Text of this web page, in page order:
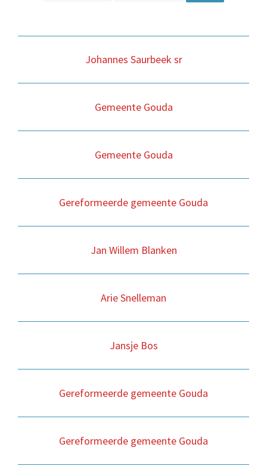
Johannes Saurbeek sr
Gemeente Gouda
Gemeente Gouda
Gereformeerde gemeente Gouda
Jan Willem Blanken
Arie Snelleman
Jansje Bos
Gereformeerde gemeente Gouda
Gereformeerde gemeente Gouda